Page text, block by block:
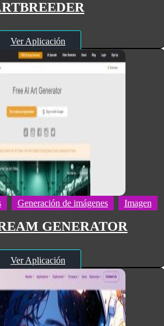
Ver Aplicación
Generación de imágenes Imagen
GENERATOR
Ver Aplicación